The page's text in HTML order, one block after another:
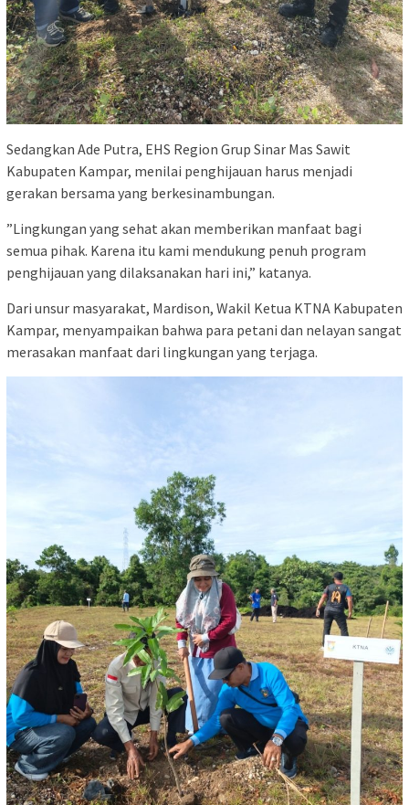
‎Sedangkan Ade Putra, EHS Region Grup Sinar Mas Sawit
Kabupaten Kampar, menilai penghijauan harus menjadi
gerakan bersama yang berkesinambungan.
‎”Lingkungan yang sehat akan memberikan manfaat bagi
semua pihak. Karena itu kami mendukung penuh program
penghijauan yang dilaksanakan hari ini,” katanya.
‎Dari unsur masyarakat, Mardison, Wakil Ketua KTNA Kabupaten
Kampar, menyampaikan bahwa para petani dan nelayan sangat
merasakan manfaat dari lingkungan yang terjaga.